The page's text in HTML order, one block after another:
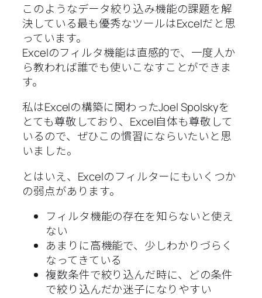
このようなデータ絞り込み機能の課題を解
決している最も優秀なツールはExcelだと思
っています。
Excelのフィルタ機能は直感的で、一度人か
ら教われば誰でも使いこなすことができま
す。
私はExcelの構築に関わったJoel Spolskyを
とても尊敬しており、Excel自体も尊敬して
いるので、ぜひこの慣習にならいたいと思
いました。
とはいえ、Excelのフィルターにもいくつか
の弱点があります。
フィルタ機能の存在を知らないと使え
ない
あまりに高機能で、少しわかりづらく
なってきている
複数条件で絞り込んだ時に、どの条件
で絞り込んだか迷子になりやすい